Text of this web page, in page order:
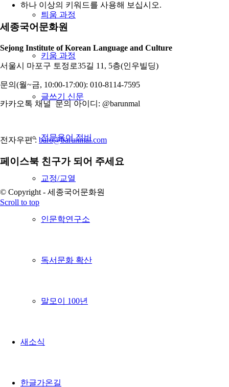
틔움 과정
키움 과정
글쓰기 신문
전문용어 정비
교정/교열
인문학연구소
독서문화 확산
말모이 100년
새소식
한글가온길
하나 이상의 키워드를 사용해 보십시오.
세종국어문화원
Sejong Institute of Korean Language and Culture
서울시 마포구 토정로35길 11, 5층(인우빌딩)
문의(월~금, 10:00-17:00): 010-8114-7595
카카오톡 채널 문의 아이디: @barunmal
전자우편 : baro@barunmal.com
페이스북 친구가 되어 주세요
© Copyright - 세종국어문화원
Scroll to top